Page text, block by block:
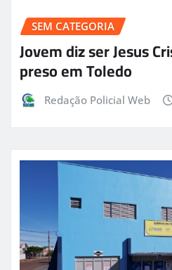
SEM CATEGORIA
Jovem diz ser Jesus
preso em Toledo
Redação Policial Web